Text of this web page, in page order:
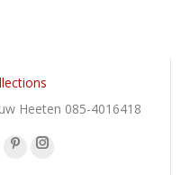
Heeten 085-4016418